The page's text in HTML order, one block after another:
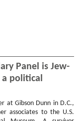
Panel is Jew-
a political
at Gibson Dunn in D.C.,
associates to the U.S.